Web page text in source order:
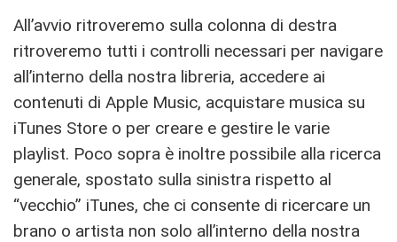
All’avvio ritroveremo sulla colonna di destra
ritroveremo tutti i controlli necessari per navigare
all’interno della nostra libreria, accedere ai
contenuti di Apple Music, acquistare musica su
iTunes Store o per creare e gestire le varie
playlist. Poco sopra è inoltre possibile alla ricerca
generale, spostato sulla sinistra rispetto al
“vecchio” iTunes, che ci consente di ricercare un
brano o artista non solo all’interno della nostra